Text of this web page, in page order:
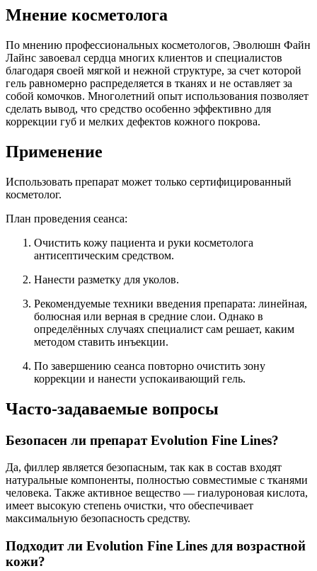
Мнение косметолога
По мнению профессиональных косметологов, Эволюшн Файн
Лайнс завоевал сердца многих клиентов и специалистов
благодаря своей мягкой и нежной структуре, за счет которой
гель равномерно распределяется в тканях и не оставляет за
собой комочков. Многолетний опыт использования позволяет
сделать вывод, что средство особенно эффективно для
коррекции губ и мелких дефектов кожного покрова.
Применение
Использовать препарат может только сертифицированный
косметолог.
План проведения сеанса:
Очистить кожу пациента и руки косметолога
антисептическим средством.
Нанести разметку для уколов.
Рекомендуемые техники введения препарата: линейная,
болюсная или верная в средние слои. Однако в
определённых случаях специалист сам решает, каким
методом ставить инъекции.
По завершению сеанса повторно очистить зону
коррекции и нанести успокаивающий гель.
Часто-задаваемые вопросы
Безопасен ли препарат Evolution Fine Lines?
Да, филлер является безопасным, так как в состав входят
натуральные компоненты, полностью совместимые с тканями
человека. Также активное вещество — гиалуроновая кислота,
имеет высокую степень очистки, что обеспечивает
максимальную безопасность средству.
Подходит ли Evolution Fine Lines для возрастной
кожи?